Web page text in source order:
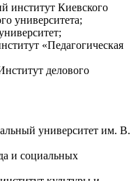
институт Киевского
университета;
«Педагогическая
делового
университет им. В.
и социальных